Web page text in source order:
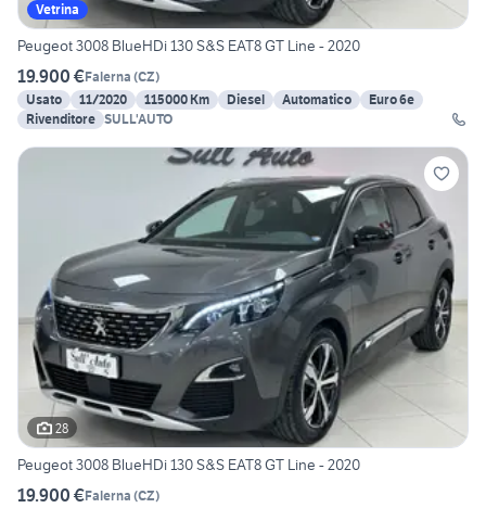
Vetrina
Peugeot 3008 BlueHDi 130 S&S EAT8 GT Line - 2020
19.900 €Falerna (CZ)
Usato
11/2020 115000 Km Diesel Automatico
Euro 6e
Rivenditore SULL'AUTO
28
Peugeot 3008 BlueHDi 130 S&S EAT8 GT Line - 2020
19.900 €Falerna (CZ)